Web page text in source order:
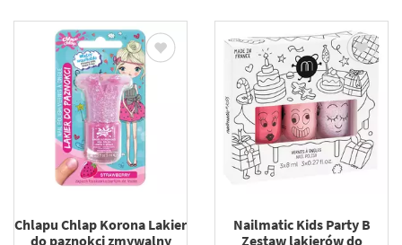
Chlapu Chlap Korona Lakier
do paznokci zmywalny
Nailmatic Kids Party B
Zestaw lakierów do